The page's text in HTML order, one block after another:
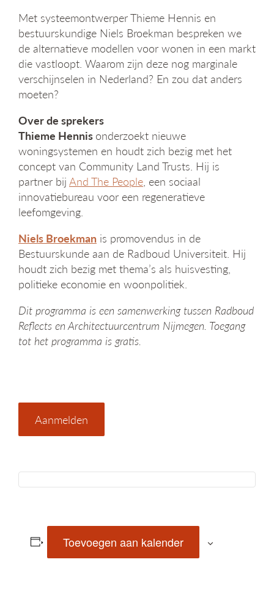
Met systeemontwerper Thieme Hennis en
bestuurskundige Niels Broekman bespreken we
de alternatieve modellen voor wonen in een markt
die vastloopt. Waarom zijn deze nog marginale
verschijnselen in Nederland? En zou dat anders
moeten?
Over de sprekers
Thieme Hennis onderzoekt nieuwe
woningsystemen en houdt zich bezig met het
concept van Community Land Trusts. Hij is
partner bij And The People, een sociaal
innovatiebureau voor een regeneratieve
leefomgeving.
Niels Broekman is promovendus in de
Bestuurskunde aan de Radboud Universiteit. Hij
houdt zich bezig met thema’s als huisvesting,
politieke economie en woonpolitiek.
Dit programma is een samenwerking tussen Radboud
Reflects en Architectuurcentrum Nijmegen. Toegang
tot het programma is gratis.
Aanmelden
Toevoegen aan kalender